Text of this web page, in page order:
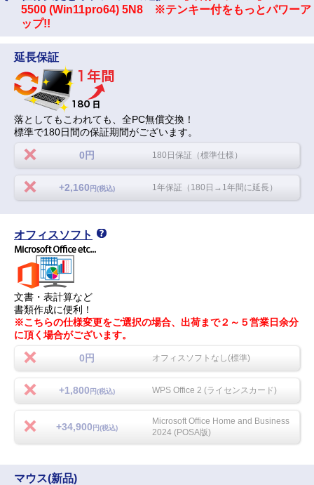
5500 (Win11pro64) 5N8 ※テンキー付をもっとパワーア
ップ!!
延長保証
落としてもこわれても、全PC無償交換！
標準で180日間の保証期間がございます。
0円 180日保証（標準仕様）
+2,160 円(税込) 1年保証（180日→1年間に延長）
オフィスソフト
文書・表計算など
書類作成に便利！
※こちらの仕様変更をご選択の場合、出荷まで２～５営業日余分
に頂く場合がございます。
0円 オフィスソフトなし(標準)
+1,800 円(税込) WPS Office 2 (ライセンスカード)
+34,900 円(税込)
Microsoft Office Home and Business
2024 (POSA版)
マウス(新品)